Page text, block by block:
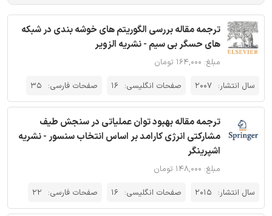
ترجمه مقاله بررسی الگوریتم های خوشه بندی در شبکه
های حسگر بی سیم - نشریه الزویر
مبلغ: ۱۶۴,۰۰۰ تومان
سال انتشار: 2007 صفحات انگلیسی: 16 صفحات فارسی: 35
ترجمه مقاله بهبود توان عملیاتی در سنجش طیف
مشارکتی انرژی کارامد بر اساس انتخاب سنسور - نشریه
اشپرینگر
مبلغ: ۱۴۸,۰۰۰ تومان
سال انتشار: 2015 صفحات انگلیسی: 16 صفحات فارسی: 22